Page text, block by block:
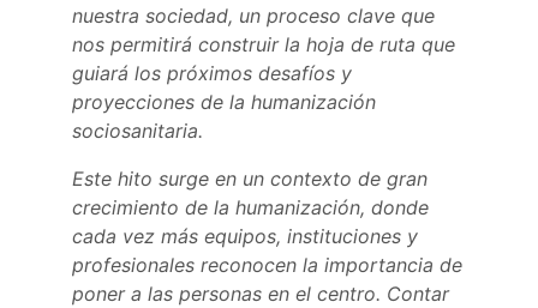
nuestra sociedad, un proceso clave que
nos permitirá construir la hoja de ruta que
guiará los próximos desafíos y
proyecciones de la humanización
sociosanitaria.
Este hito surge en un contexto de gran
crecimiento de la humanización, donde
cada vez más equipos, instituciones y
profesionales reconocen la importancia de
poner a las personas en el centro. Contar